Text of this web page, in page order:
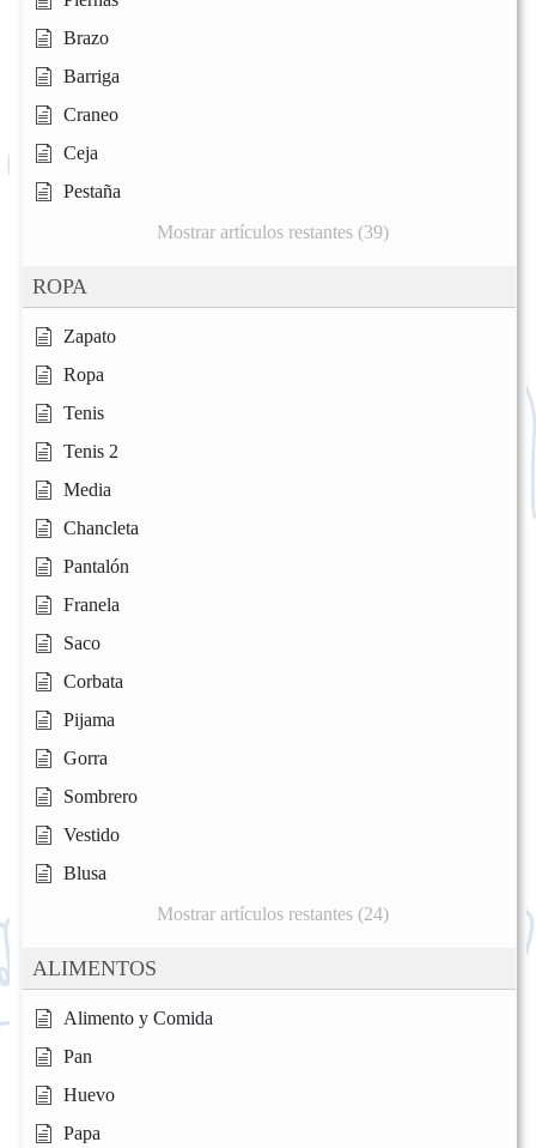
Brazo
Barriga
Craneo
Ceja
Pestaña
Mostrar artículos restantes (39)
ROPA
Zapato
Ropa
Tenis
Tenis 2
Media
Chancleta
Pantalón
Franela
Saco
Corbata
Pijama
Gorra
Sombrero
Vestido
Blusa
Mostrar artículos restantes (24)
ALIMENTOS
Alimento y Comida
Pan
Huevo
Papa